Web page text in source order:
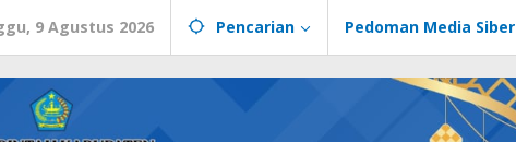
9 Agustus 2026 Pencarian Pedoman Media Siber